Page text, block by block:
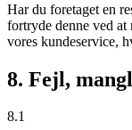
Har du foretaget en
fortryde denne ved at
vores kundeservice,
8. Fejl,
8.1